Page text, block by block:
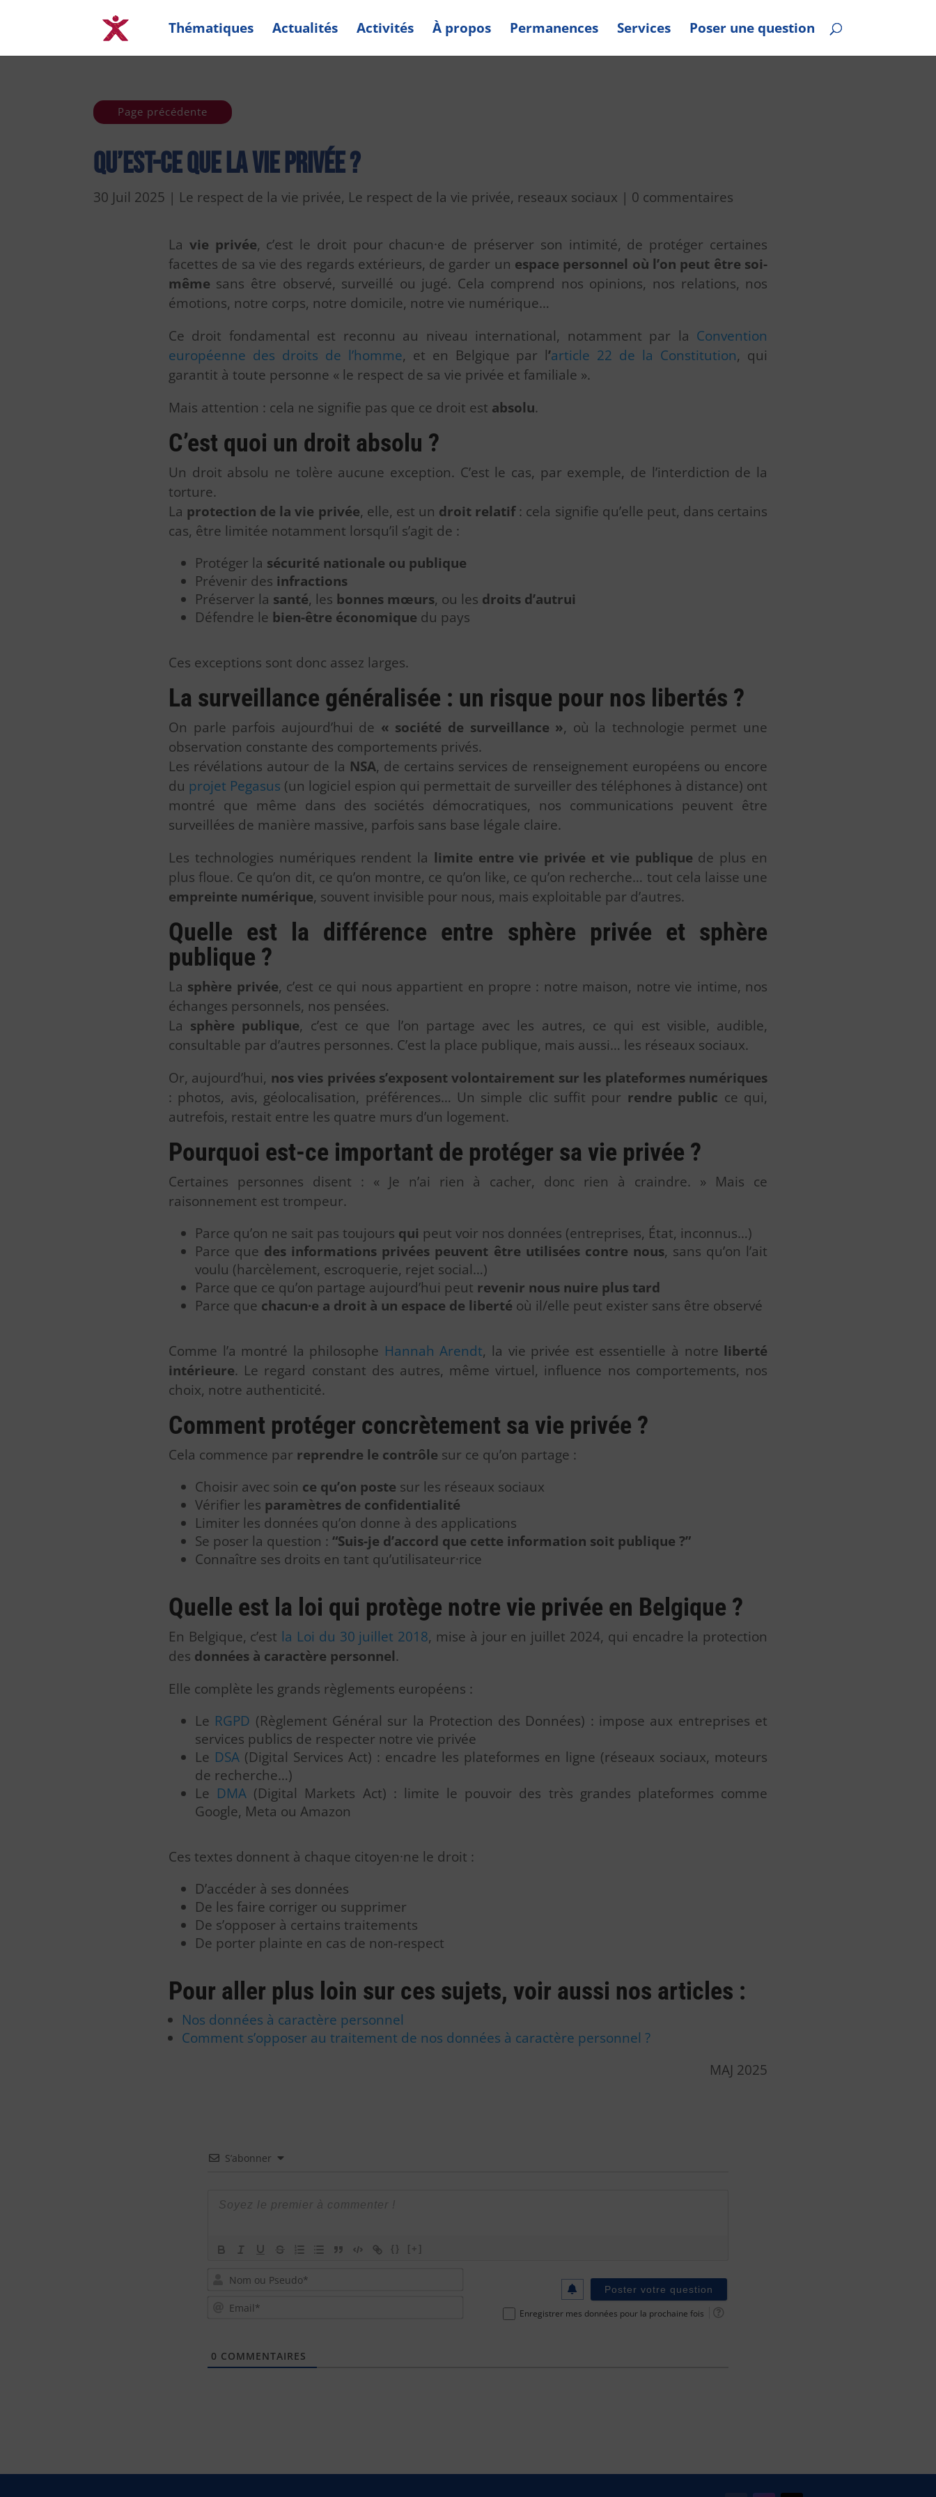
Thématiques Actualités Activités À propos Permanences Services Poser une question
Page précédente
Qu’est-ce que la vie privée ?
30 Juil 2025 | Le respect de la vie privée, Le respect de la vie privée, reseaux sociaux | 0 commentaires
La vie privée, c’est le droit pour chacun·e de préserver son intimité, de protéger certaines
facettes de sa vie des regards extérieurs, de garder un espace personnel où l’on peut être soi-
même sans être observé, surveillé ou jugé. Cela comprend nos opinions, nos relations, nos
émotions, notre corps, notre domicile, notre vie numérique…
Ce droit fondamental est reconnu au niveau international, notamment par la Convention
européenne des droits de l’homme, et en Belgique par l’article 22 de la Constitution, qui
garantit à toute personne « le respect de sa vie privée et familiale ».
Mais attention : cela ne signifie pas que ce droit est absolu.
C’est quoi un droit absolu ?
Un droit absolu ne tolère aucune exception. C’est le cas, par exemple, de l’interdiction de la
torture.
La protection de la vie privée, elle, est un droit relatif: cela signifie qu’elle peut, dans certains
cas, être limitée notamment lorsqu’il s’agit de :
Protéger la sécurité nationale ou publique
Prévenir des infractions
Préserver la santé, les bonnes mœurs, ou les droits d’autrui
Défendre le bien-être économique du pays
Ces exceptions sont donc assez larges.
La surveillance généralisée : un risque pour nos libertés ?
On parle parfois aujourd’hui de « société de surveillance », où la technologie permet une
observation constante des comportements privés.
Les révélations autour de la NSA, de certains services de renseignement européens ou encore
du projet Pegasus (un logiciel espion qui permettait de surveiller des téléphones à distance) ont
montré que même dans des sociétés démocratiques, nos communications peuvent être
surveillées de manière massive, parfois sans base légale claire.
Les technologies numériques rendent la limite entre vie privée et vie publique de plus en
plus floue. Ce qu’on dit, ce qu’on montre, ce qu’on like, ce qu’on recherche… tout cela laisse une
empreinte numérique, souvent invisible pour nous, mais exploitable par d’autres.
Quelle est la différence entre sphère privée et sphère
publique ?
La sphère privée, c’est ce qui nous appartient en propre : notre maison, notre vie intime, nos
échanges personnels, nos pensées.
La sphère publique, c’est ce que l’on partage avec les autres, ce qui est visible, audible,
consultable par d’autres personnes. C’est la place publique, mais aussi… les réseaux sociaux.
Or, aujourd’hui, nos vies privées s’exposent volontairement sur les plateformes numériques
: photos, avis, géolocalisation, préférences… Un simple clic suffit pour rendre public ce qui,
autrefois, restait entre les quatre murs d’un logement.
Pourquoi est-ce important de protéger sa vie privée ?
Certaines personnes disent : « Je n’ai rien à cacher, donc rien à craindre. » Mais ce
raisonnement est trompeur.
Parce qu’on ne sait pas toujours qui peut voir nos données (entreprises, État, inconnus…)
Parce que des informations privées peuvent être utilisées contre nous, sans qu’on l’ait
voulu (harcèlement, escroquerie, rejet social…)
Parce que ce qu’on partage aujourd’hui peut revenir nous nuire plus tard
Parce que chacun·e a droit à un espace de liberté où il/elle peut exister sans être observé
Comme l’a montré la philosophe Hannah Arendt, la vie privée est essentielle à notre liberté
intérieure. Le regard constant des autres, même virtuel, influence nos comportements, nos
choix, notre authenticité.
Comment protéger concrètement sa vie privée ?
Cela commence par reprendre le contrôle sur ce qu’on partage :
Choisir avec soin ce qu’on poste sur les réseaux sociaux
Vérifier les paramètres de confidentialité
Limiter les données qu’on donne à des applications
Se poser la question : “Suis-je d’accord que cette information soit publique ?”
Connaître ses droits en tant qu’utilisateur·rice
Quelle est la loi qui protège notre vie privée en Belgique ?
En Belgique, c’est la Loi du 30 juillet 2018, mise à jour en juillet 2024, qui encadre la protection
des données à caractère personnel.
Elle complète les grands règlements européens :
Le RGPD (Règlement Général sur la Protection des Données) : impose aux entreprises et
services publics de respecter notre vie privée
Le DSA(Digital Services Act) : encadre les plateformes en ligne (réseaux sociaux, moteurs
de recherche…)
Le DMA (Digital Markets Act) : limite le pouvoir des très grandes plateformes comme
Google, Meta ou Amazon
Ces textes donnent à chaque citoyen·ne le droit :
D’accéder à ses données
De les faire corriger ou supprimer
De s’opposer à certains traitements
De porter plainte en cas de non-respect
Pour aller plus loin sur ces sujets, voir aussi nos articles :
Nos données à caractère personnel
Comment s’opposer au traitement de nos données à caractère personnel ?
MAJ 2025
S’abonner
{} [+]
Pseudo*
Email* Enregistrer mes données pour la prochaine fois
0 COMMENTAIRES